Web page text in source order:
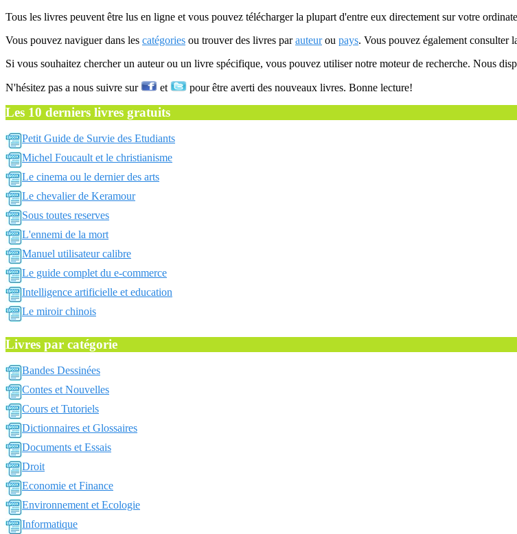
Tous les livres peuvent être lus en ligne et vous pouvez télécharger la plupart d'entre eux directement sur votre
Vous pouvez naviguer dans les catégories ou trouver des livres parauteurou pays. Vous pouvez également consulter
Si vous souhaitez chercher un auteur ou un livre spécifique, vous pouvez utiliser notre moteur de recherche. Nous
N'hésitez pas a nous suivre sur et pour être averti des nouveaux livres. Bonne lecture!
Les 10 derniers livres gratuits
Petit Guide de Survie des Etudiants
Michel Foucault et le christianisme
Le cinema ou le dernier des arts
Le chevalier de Keramour
Sous toutes reserves
L'ennemi de la mort
Manuel utilisateur calibre
Le guide complet du e-commerce
Intelligence artificielle et education
Le miroir chinois
Livres par catégorie
Bandes Dessinées
Contes et Nouvelles
Cours et Tutoriels
Dictionnaires et Glossaires
Documents et Essais
Droit
Economie et Finance
Environnement et Ecologie
Informatique